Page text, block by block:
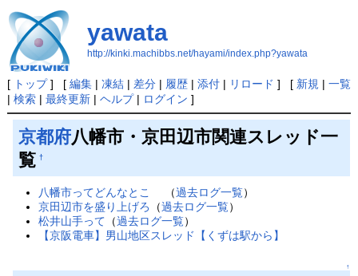
yawata
http://kinki.machibbs.net/hayami/index.php?yawata
[ トップ] [ 編集| 凍結| 差分| 履歴| 添付| リロード ] [ 新規 | 一覧
| 検索| 最終更新| ヘルプ| ログイン ]
京都府八幡市・京田辺市関連スレッド一
覧 †
八幡市ってどんなとこ （過去ログ一覧）
京田辺市を盛り上げろ
（過去ログ一覧）
松井山手って （過去ログ一覧）
【京阪電車】男山地区スレッド【くずは駅から】
↑